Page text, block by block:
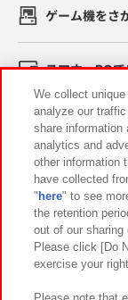
ゲーム機をさ
スマホ・PC
イベント・キ
関連会社
プライバシーポリ
お取引先
カスタマーハラス
We collect
analyze our
share information
analytics and
other information
have collected
" here" to see
the retention
out of our sharing
Please click [Do
exercise your